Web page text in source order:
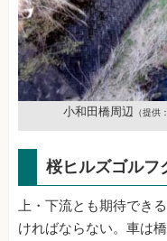
小和田橋周辺 （提供
桜ヒルズゴルフ
上・下流とも期待でき
ければならない。車は